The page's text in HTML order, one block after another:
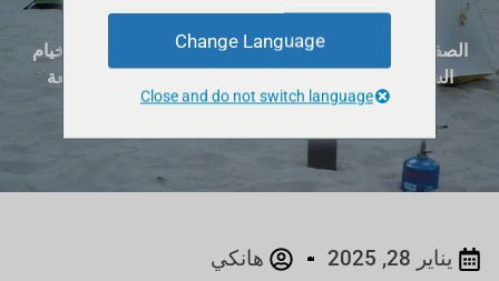
الشمس
الصفحة الرئيسية رؤى معدات التخييم"فضح خرافات الخيام
الشاطئية: حقائق عن السلامة والإعداد والحماية من أشعة
الشمس
يناير 28, 2025 هانكي
Change Language
Close and do not switch language